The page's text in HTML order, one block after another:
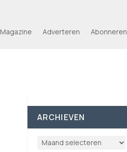
Magazine Adverteren Abonneren
ARCHIEVEN